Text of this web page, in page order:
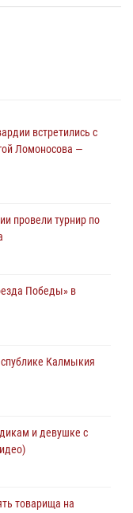
встретились с
Ломоносова —
провели турнир по
Победы» в
Калмыкия
и девушке с
товарища на